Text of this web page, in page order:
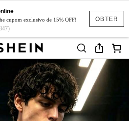
OBTER
cupom exclusivo de 15% OFF!